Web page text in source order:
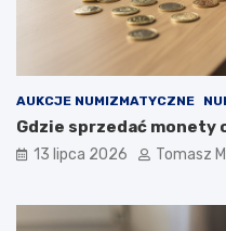
AUKCJE NUMIZMATYCZNE
Gdzie sprzedać monety
13 lipca 2026 Tomasz